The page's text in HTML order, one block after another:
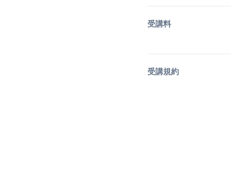
受講料
受講規約